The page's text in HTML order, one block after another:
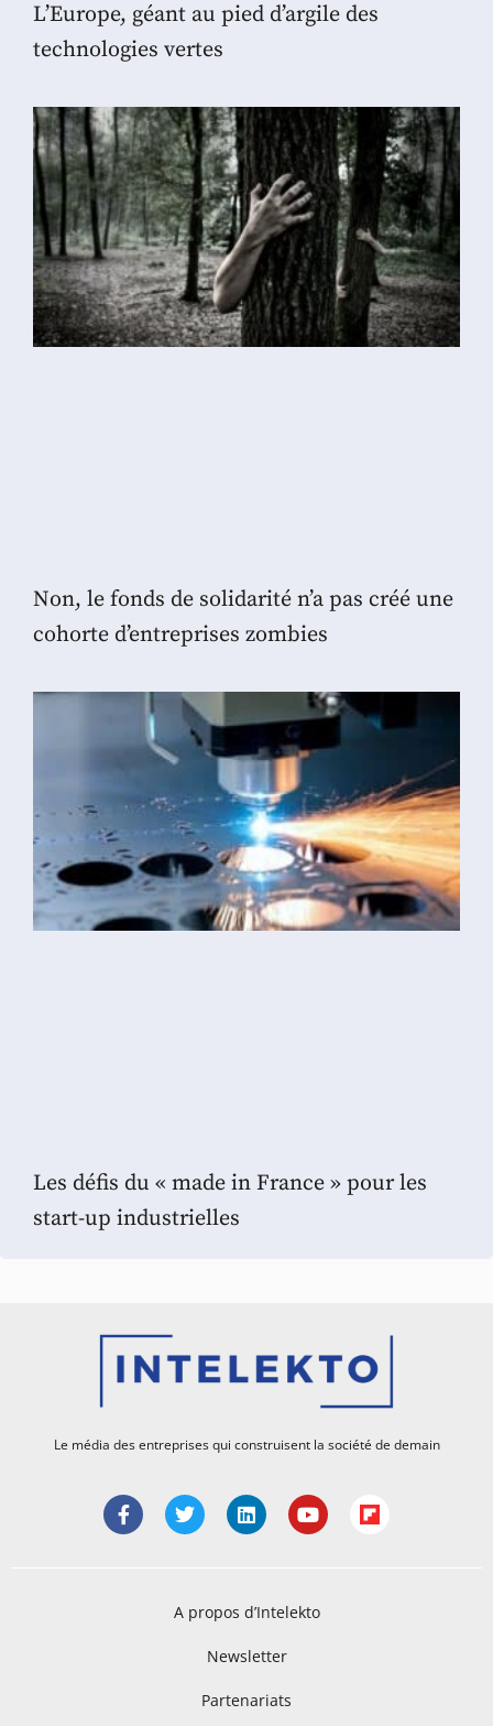
L’Europe, géant au pied d’argile des
technologies vertes
Non, le fonds de solidarité n’a pas créé une
cohorte d’entreprises zombies
Les défis du « made in France » pour les
start-up industrielles
Le média des entreprises qui construisent la société de demain
A propos d’Intelekto
Newsletter
Partenariats